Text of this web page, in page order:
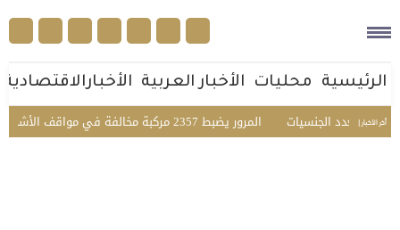
الرئيسية محليات الأخبار العربية الأخبارالاقتصادية
أخر الأخبار | المرور يضبط 2357 مركبة مخالفة في مواقف الأشخاص ذوي الإعاقة بمختلف مناطق المملكة متعدد الجنسيات